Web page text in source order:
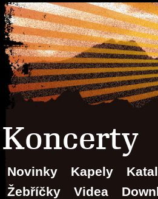
Koncerty
Novinky Kapely
Žebříčky
Videa